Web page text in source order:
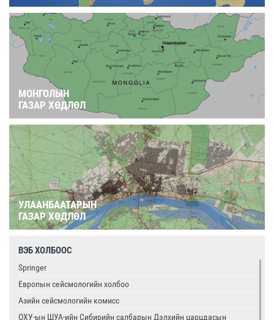
МОНГОЛЫН
ГАЗАР ХӨДЛӨЛ
УЛААНБААТАРЫН
ГАЗАР ХӨДЛӨЛ
ВЭБ ХОЛБООС
Springer
Европын сейсмологийн холбоо
Азийн сейсмологийн комисс
ОХУ-ын ШУА-ийн Сибирийн салбарын Дэлхийн царцдасын